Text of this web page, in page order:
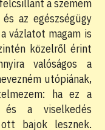
a szemem
az egészségügy
vázlatot magam is
közelről érint
valóságos a
utópiának,
ha ez a
a viselkedés
bajok lesznek.